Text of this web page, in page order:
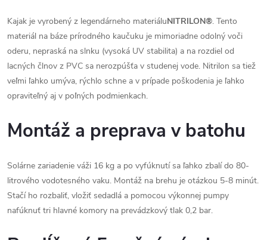
Kajak je vyrobený z legendárneho materiáluNITRILON®. Tento
materiál na báze prírodného kaučuku je mimoriadne odolný voči
oderu, nepraská na slnku (vysoká UV stabilita) a na rozdiel od
lacných člnov z PVC sa nerozpúšťa v studenej vode. Nitrilon sa tiež
veľmi ľahko umýva, rýchlo schne a v prípade poškodenia je ľahko
opraviteľný aj v poľných podmienkach.
Montáž a preprava v batohu
Solárne zariadenie váži 16 kg a po vyfúknutí sa ľahko zbalí do 80-
litrového vodotesného vaku. Montáž na brehu je otázkou 5-8 minút.
Stačí ho rozbaliť, vložiť sedadlá a pomocou výkonnej pumpy
nafúknuť tri hlavné komory na prevádzkový tlak 0,2 bar.